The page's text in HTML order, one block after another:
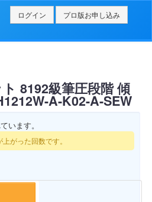
ログイン プロ版お申し込み
8192級筆圧段階 傾
A-K02-A-SEW
います。
がった回数です。